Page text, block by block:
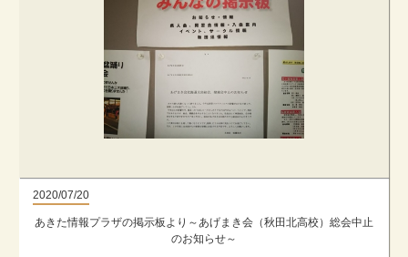
2020/07/20
あきた情報プラザの掲示板より～あげまき会（秋田北高校）総会中止
のお知らせ～